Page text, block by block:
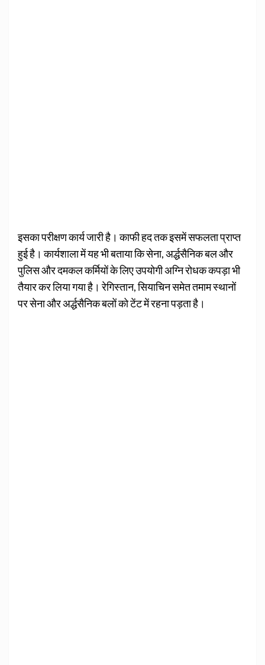
इसका परीक्षण कार्य जारी है। काफी हद तक इसमें सफलता प्राप्त
हुई है। कार्यशाला में यह भी बताया कि सेना, अ‌र्द्धसैनिक बल और
पुलिस और दमकल कर्मियों के लिए उपयोगी अग्नि रोधक कपड़ा भी
तैयार कर लिया गया है। रेगिस्तान, सियाचिन समेत तमाम स्थानों
पर सेना और अ‌र्द्धसैनिक बलों को टेंट में रहना पड़ता है।